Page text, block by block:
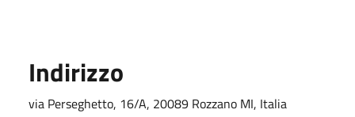
Indirizzo
via Perseghetto, 16/A, 20089 Rozzano MI, Italia